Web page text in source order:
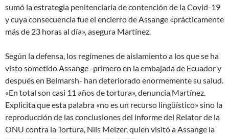
sumó la estrategia penitenciaria de contención de la Covid-19
y cuya consecuencia fue el encierro de Assange «prácticamente
más de 23 horas al día», asegura Martínez.
Según la defensa, los regímenes de aislamiento a los que se ha
visto sometido Assange -primero en la embajada de Ecuador y
después en Belmarsh- han deteriorado enormemente su salud.
«En total son casi 11 años de tortura», denuncia Martínez.
Explicita que esta palabra «no es un recurso lingüístico» sino la
reproducción de las conclusiones del informe del Relator de la
ONU contra la Tortura, Nils Melzer, quien visitó a Assange la